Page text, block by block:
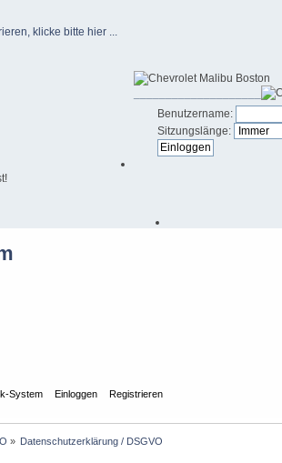
klicke bitte hier ...
Benutzername:
Sitzungslänge:
System Einloggen Registrieren
» Datenschutzerklärung / DSGVO